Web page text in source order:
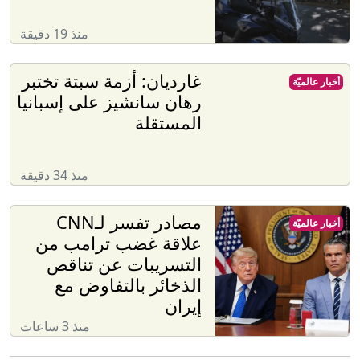
منذ 19 دقيقة
غارديان: أزمة سبتة تختبر
رهان سانشيز على إسبانيا
المستقلة
منذ 34 دقيقة
أخبار عالميّة
مصادر تفسر لـCNN
علاقة غضب ترامب من
التسريبات عن تناقص
الذخائر بالتفاوض مع
إيران
منذ 3 ساعات
أخبار عالميّة